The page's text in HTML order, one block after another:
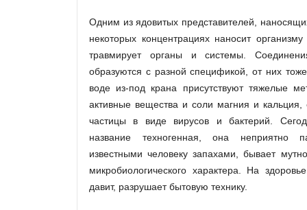
Одним из ядовитых представителей,
некоторых концентрациях наносит
травмирует органы и системы.
образуются с разной спецификой, от них
воде из-под крана присутствуют тяжелые
активные вещества и соли магния и кальция,
частицы в виде вирусов и бактерий.
название техногенная, она неприятно
известными человеку запахами, бывает
микробиологического характера. На
давит, разрушает бытовую технику.